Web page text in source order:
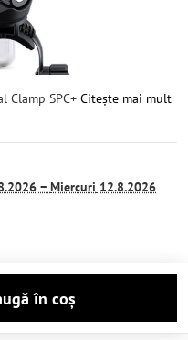
Clamp SPC+ Citește mai mult
− Miercuri 12.8.2026
în coș